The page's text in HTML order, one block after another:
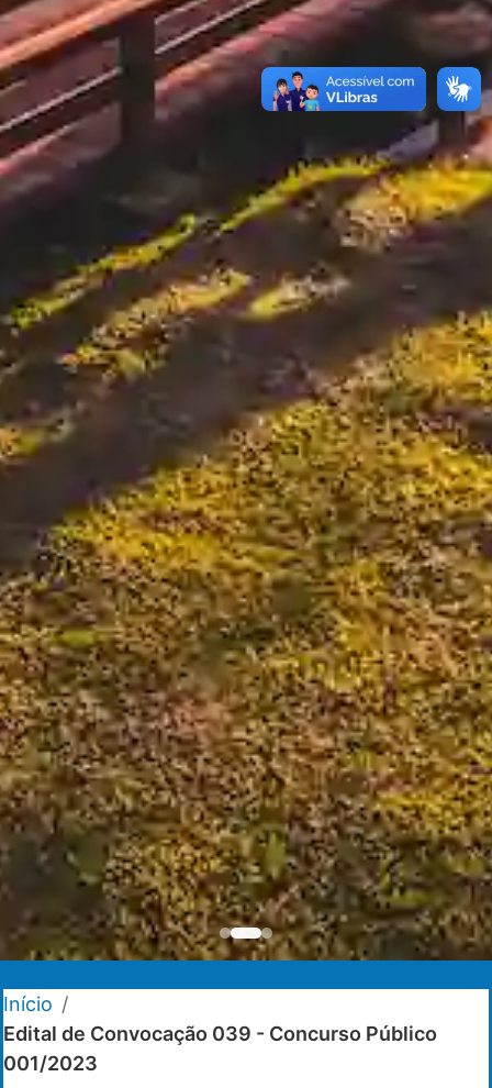
Início /
Edital de Convocação 039 - Concurso Público
001/2023